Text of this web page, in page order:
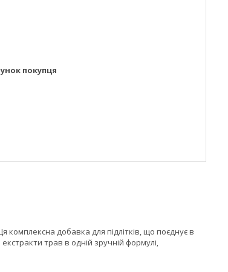
покупця
комплексна добавка для підлітків, що поєднує в
трав в одній зручній формулі,